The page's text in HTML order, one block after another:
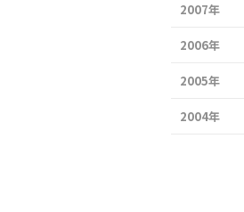
2007年
2006年
2005年
2004年